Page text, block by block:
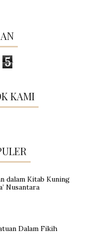
5
KAMI
dalam Kitab Kuning
Nusantara
Dalam Fikih